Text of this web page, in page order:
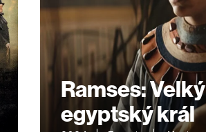
Ramses: Velký
egyptský král